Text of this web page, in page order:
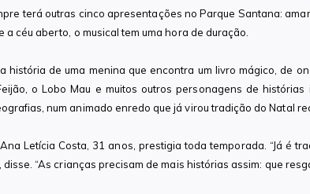
terá outras cinco apresentações no Parque Santana:
a céu aberto, o musical tem uma hora de duração.
história de uma menina que encontra um livro mágico, de
o Lobo Mau e muitos outros personagens de
num animado enredo que já virou tradição do Natal
Letícia Costa, 31 anos, prestigia toda temporada. “Já é
disse. “As crianças precisam de mais histórias assim: que